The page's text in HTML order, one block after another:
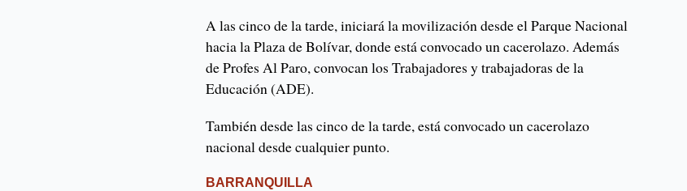
A las cinco de la tarde, iniciará la movilización desde el Parque Nacional
hacia la Plaza de Bolívar, donde está convocado un cacerolazo. Además
de Profes Al Paro, convocan los Trabajadores y trabajadoras de la
Educación (ADE).
También desde las cinco de la tarde, está convocado un cacerolazo
nacional desde cualquier punto.
BARRANQUILLA